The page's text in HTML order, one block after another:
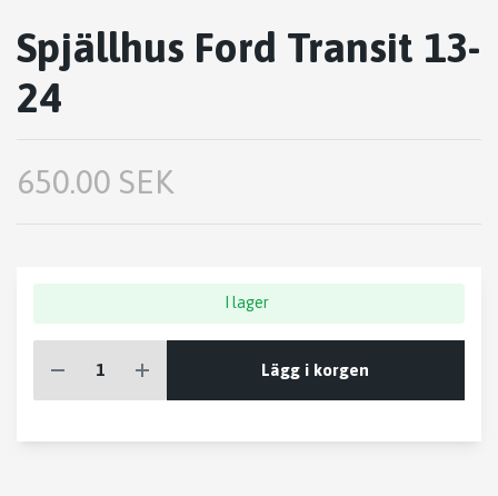
Spjällhus Ford Transit 13-
24
650.00 SEK
I lager
Lägg i korgen